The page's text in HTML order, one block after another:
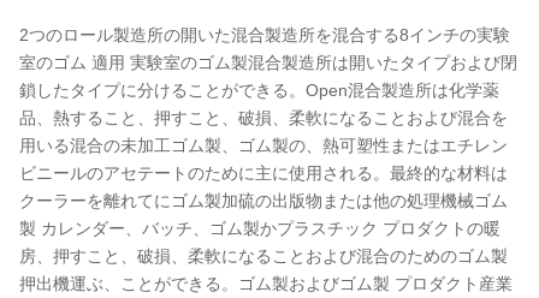
2つのロール製造所の開いた混合製造所を混合する8インチの実験
室のゴム 適用 実験室のゴム製混合製造所は開いたタイプおよび閉
鎖したタイプに分けることができる。Open混合製造所は化学薬
品、熱すること、押すこと、破損、柔軟になることおよび混合を
用いる混合の未加工ゴム製、ゴム製の、熱可塑性またはエチレン
ビニールのアセテートのために主に使用される。最終的な材料は
クーラーを離れてにゴム製加硫の出版物または他の処理機械ゴム
製 カレンダー、バッチ、ゴム製かプラスチック プロダクトの暖
房、押すこと、破損、柔軟になることおよび混合のためのゴム製
押出機運ぶ、ことができる。ゴム製およびゴム製 プロダクト産業